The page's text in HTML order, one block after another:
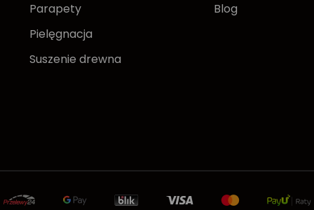
Parapety
Pielęgnacja
Suszenie drewna
Blog